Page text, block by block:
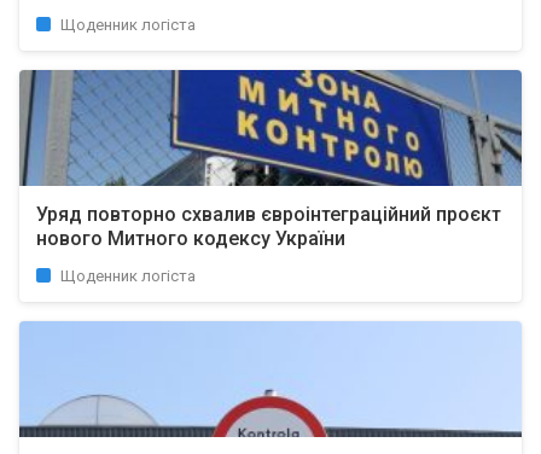
Щоденник логіста
Уряд повторно схвалив євроінтеграційний проєкт
нового Митного кодексу України
Щоденник логіста